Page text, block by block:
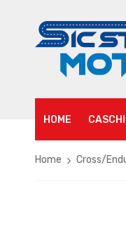
HOME CASCHI
Home Cross/